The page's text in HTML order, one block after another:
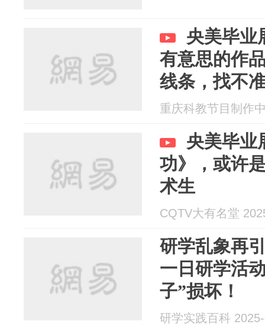
央美毕业
有意思的作
线条，找不
生梦的起点
重庆科教节目制作
央美毕业
功》，或许
术生
CQTV大有名堂
研学乱象再
一日研学活
子”损坏！
研学实践百科